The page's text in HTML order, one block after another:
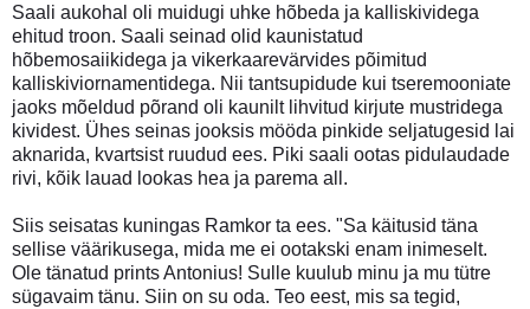
Saali aukohal oli muidugi uhke hõbeda ja kalliskividega
ehitud troon. Saali seinad olid kaunistatud
hõbemosaiikidega ja vikerkaarevärvides põimitud
kalliskiviornamentidega. Nii tantsupidude kui tseremooniate
jaoks mõeldud põrand oli kaunilt lihvitud kirjute mustridega
kividest. Ühes seinas jooksis mööda pinkide seljatugesid lai
aknarida, kvartsist ruudud ees. Piki saali ootas pidulaudade
rivi, kõik lauad lookas hea ja parema all.
Siis seisatas kuningas Ramkor ta ees. "Sa käitusid täna
sellise väärikusega, mida me ei ootakski enam inimeselt.
Ole tänatud prints Antonius! Sulle kuulub minu ja mu tütre
sügavaim tänu. Siin on su oda. Teo eest, mis sa tegid,